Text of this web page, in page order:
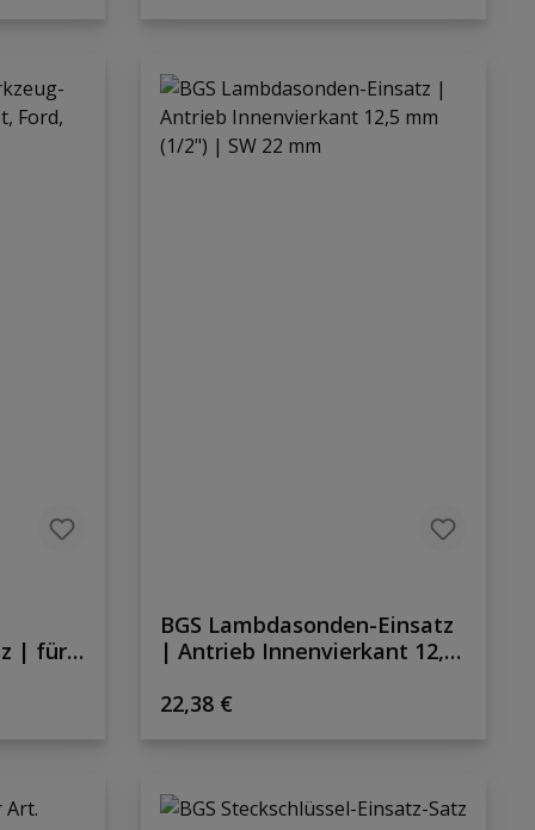
| für
BGS Lambdasonden-Einsatz
| Antrieb Innenvierkant 12,5
Regulärer Preis:
22,38 €